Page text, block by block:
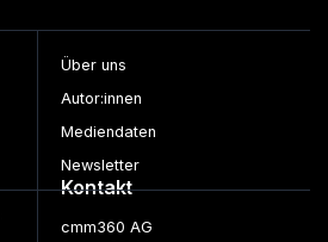
Über uns
Autor:innen
Mediendaten
Newsletter
Kontakt
cmm360 AG